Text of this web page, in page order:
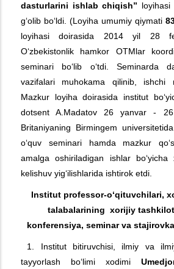
dasturlarini ishlab chiqish”
g‘olib bo‘ldi. (Loyiha umumiy qiymati
loyihasi doirasida 2014 yil 28
O‘zbekistonlik hamkor OTMlar
seminari bo‘lib o‘tdi. Seminarda
vazifalari muhokama qilinib, ishchi
Mazkur loyiha doirasida institut
dotsent A.Madatov 26 yanvar -
Britaniyaning Birmingem
o‘quv seminari hamda mazkur
amalga oshiriladigan ishlar
kelishuv yig‘ilishlarida ishtirok etdi.
Institut professor-o‘qituvchilari,
talabalarining xorijiy
konferensiya, seminar va
1. Institut bitiruvchisi, ilmiy va
tayyorlash bo‘limi xodimi